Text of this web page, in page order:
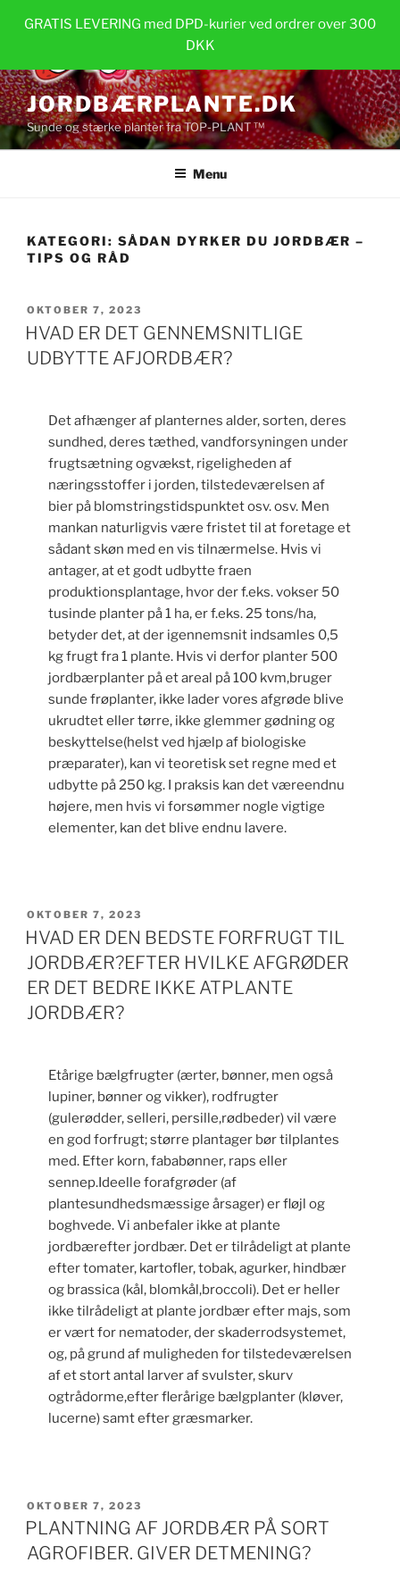
GRATIS LEVERING med DPD-kurier ved ordrer over 300
DKK
JORDBÆRPLANTE.DK
Sunde og stærke planter fra TOP-PLANT ™
Menu
KATEGORI: SÅDAN DYRKER DU JORDBÆR –
TIPS OG RÅD
UDGIVET
DEN
OKTOBER 7, 2023
HVAD ER DET GENNEMSNITLIGE
UDBYTTE AFJORDBÆR?
Det afhænger af planternes alder, sorten, deres
sundhed, deres tæthed, vandforsyningen under
frugtsætning ogvækst, rigeligheden af
næringsstoffer i jorden, tilstedeværelsen af
bier på blomstringstidspunktet osv. osv. Men
mankan naturligvis være fristet til at foretage et
sådant skøn med en vis tilnærmelse. Hvis vi
antager, at et godt udbytte fraen
produktionsplantage, hvor der f.eks. vokser 50
tusinde planter på 1 ha, er f.eks. 25 tons/ha,
betyder det, at der igennemsnit indsamles 0,5
kg frugt fra 1 plante. Hvis vi derfor planter 500
jordbærplanter på et areal på 100 kvm,bruger
sunde frøplanter, ikke lader vores afgrøde blive
ukrudtet eller tørre, ikke glemmer gødning og
beskyttelse(helst ved hjælp af biologiske
præparater), kan vi teoretisk set regne med et
udbytte på 250 kg. I praksis kan det væreendnu
højere, men hvis vi forsømmer nogle vigtige
elementer, kan det blive endnu lavere.
UDGIVET
DEN
OKTOBER 7, 2023
HVAD ER DEN BEDSTE FORFRUGT TIL
JORDBÆR?EFTER HVILKE AFGRØDER
ER DET BEDRE IKKE ATPLANTE
JORDBÆR?
Etårige bælgfrugter (ærter, bønner, men også
lupiner, bønner og vikker), rodfrugter
(gulerødder, selleri, persille,rødbeder) vil være
en god forfrugt; større plantager bør tilplantes
med. Efter korn, fababønner, raps eller
sennep.Ideelle forafgrøder (af
plantesundhedsmæssige årsager) er fløjl og
boghvede. Vi anbefaler ikke at plante
jordbærefter jordbær. Det er tilrådeligt at plante
efter tomater, kartofler, tobak, agurker, hindbær
og brassica (kål, blomkål,broccoli). Det er heller
ikke tilrådeligt at plante jordbær efter majs, som
er vært for nematoder, der skaderrodsystemet,
og, på grund af muligheden for tilstedeværelsen
af et stort antal larver af svulster, skurv
ogtrådorme,efter flerårige bælgplanter (kløver,
lucerne) samt efter græsmarker.
UDGIVET
DEN
OKTOBER 7, 2023
PLANTNING AF JORDBÆR PÅ SORT
AGROFIBER. GIVER DETMENING?